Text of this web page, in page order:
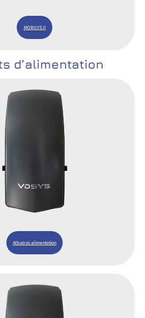
MOBILYS II
d’alimentation
Albatros alimentation